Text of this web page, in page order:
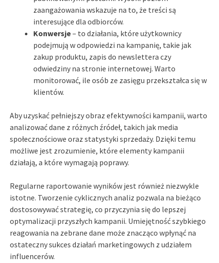
zaangażowania wskazuje na to, że treści są
interesujące dla odbiorców.
Konwersje– to działania, które użytkownicy
podejmują w odpowiedzi na kampanię, takie jak
zakup produktu, zapis do newslettera czy
odwiedziny na stronie internetowej. Warto
monitorować, ile osób ze zasięgu przekształca się w
klientów.
Aby uzyskać pełniejszy obraz efektywności kampanii, warto
analizować dane z różnych źródeł, takich jak media
społecznościowe oraz statystyki sprzedaży. Dzięki temu
możliwe jest zrozumienie, które elementy kampanii
działają, a które wymagają poprawy.
Regularne raportowanie wyników jest również niezwykle
istotne. Tworzenie cyklicznych analiz pozwala na bieżąco
dostosowywać strategię, co przyczynia się do lepszej
optymalizacji przyszłych kampanii. Umiejętność szybkiego
reagowania na zebrane dane może znacząco wpłynąć na
ostateczny sukces działań marketingowych z udziałem
influencerów.